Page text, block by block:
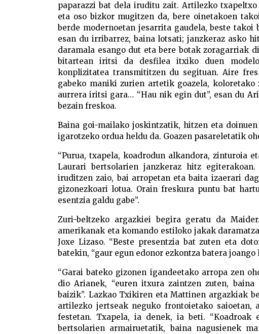
paparazzi bat dela iruditu zait. Artilezko
eta oso bizkor mugitzen da, bere oinetakoen
berde modernoetan jesarrita gaudela, beste takoi
esan du irribarrez, baina lotsati; janzkeraz asko
daramala esango dut eta bere botak zoragarriak
bitartean iritsi da desfilea itxiko duen
konplizitatea transmititzen du segituan. Aire
gabeko maniki zurien artetik goazela,
aurrera iritsi gara… “Hau nik egin dut”, esan du
bezain freskoa.
Baina goi-mailako joskintzatik, hitzen eta
igarotzeko ordua heldu da. Goazen pasareletatik
“Purua, txapela, koadrodun alkandora, zinturoia
Laurari bertsolarien janzkeraz hitz
iruditzen zaio, bai arropetan eta baita izaerari
gizonezkoari lotua. Orain freskura puntu bat
esentzia galdu gabe”.
Zuri-beltzeko argazkiei begira geratu da
amerikanak eta komando estiloko jakak
Joxe Lizaso. “Beste presentzia bat zuten eta
batekin, “gaur egun edonor ezkontza batera
“Garai bateko gizonen igandeetako arropa zen
dio Arianek, “euren itxura zaintzen zuten,
baizik”. Lazkao Txikiren eta Mattinen argazkiak
artilezko jertseak neguko frontoietako saioetan,
festetan. Txapela, ia denek, ia beti. “Koadroak
bertsolarien armairuetatik, baina nagusienek